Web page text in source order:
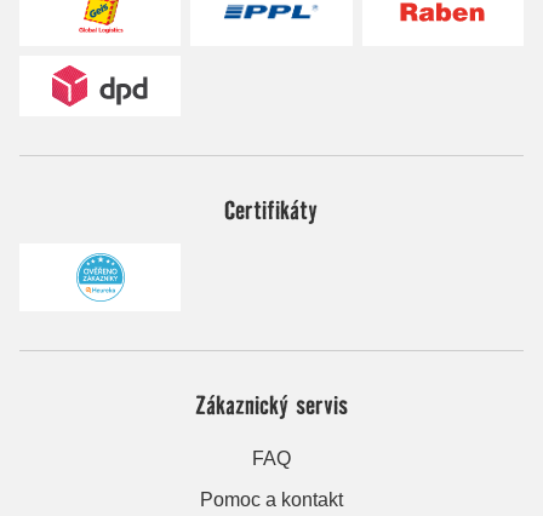
Certifikáty
Zákaznický servis
FAQ
Pomoc a kontakt